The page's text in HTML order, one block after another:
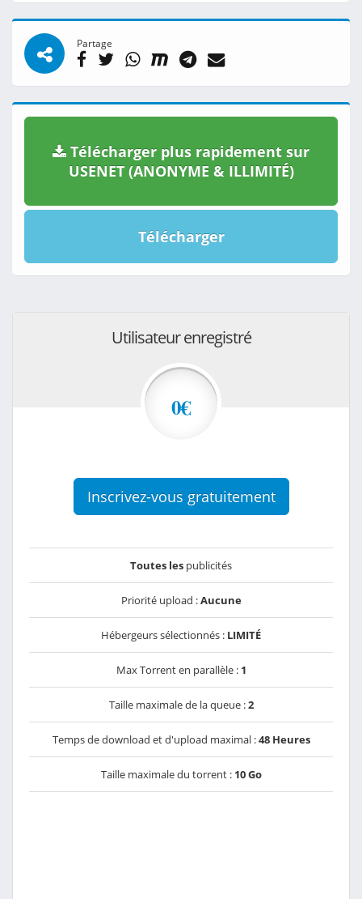
Partage
Télécharger plus rapidement sur
USENET (ANONYME & ILLIMITÉ)
Télécharger
Utilisateur enregistré
0€
Inscrivez-vous gratuitement
Toutes les publicités
Priorité upload :Aucune
Hébergeurs sélectionnés : LIMITÉ
Max Torrent en parallèle : 1
Taille maximale de la queue :2
Temps de download et d'upload maximal :48 Heures
Taille maximale du torrent : 10 Go